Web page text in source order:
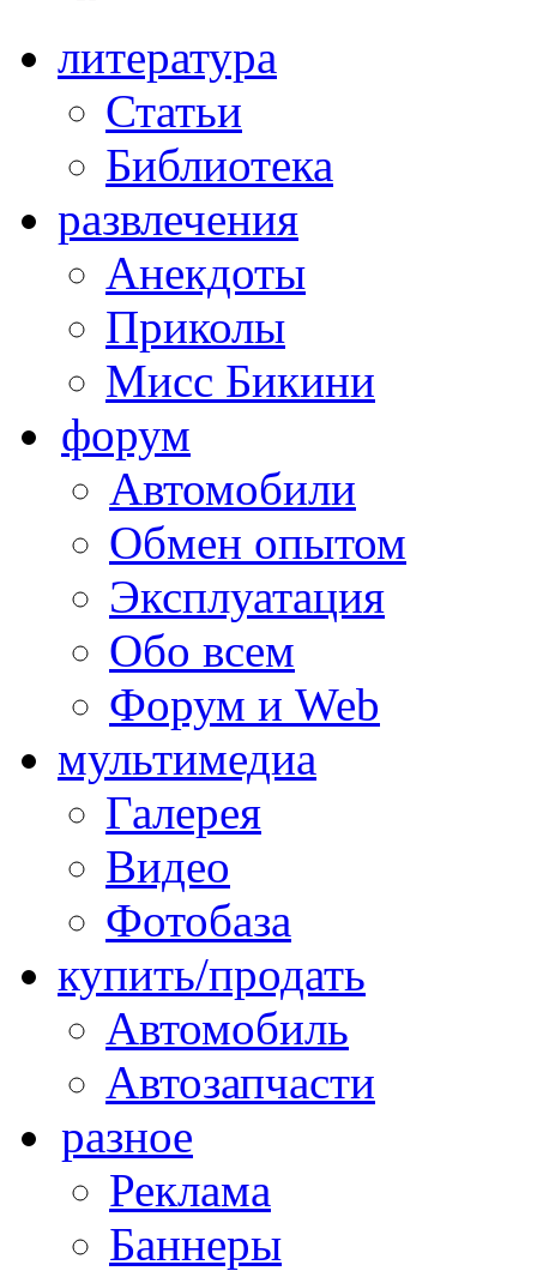
литература
Статьи
Библиотека
развлечения
Анекдоты
Приколы
Мисс Бикини
форум
Автомобили
Обмен опытом
Эксплуатация
Обо всем
Форум и Web
мультимедиа
Галерея
Видео
Фотобаза
купить/продать
Автомобиль
Автозапчасти
разное
Реклама
Баннеры